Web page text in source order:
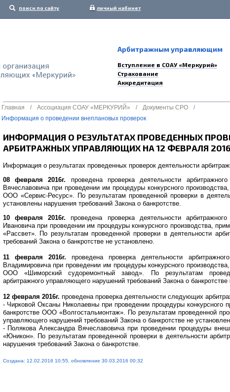
поиск по сайту личный кабинет
Арбитражным управляющим
Вступление в СОАУ «Меркурий»
Страхование
Аккредитация
Главная / Ассоциация СОАУ «МЕРКУРИЙ» / Документы СРО
/
Информация о проведении внеплановых проверок
ИНФОРМАЦИЯ О РЕЗУЛЬТАТАХ ПРОВЕДЕННЫХ
АРБИТРАЖНЫХ УПРАВЛЯЮЩИХ НА 12 ФЕВРАЛЯ
Информация о результатах проведенных проверок деятельности
08 февраля 2016г. проведена проверка деятельности
Вячеславовича при проведении им процедуры конкурсного
ООО «Сервис-Ресурс». По результатам проведенной проверки в
установлены нарушения требований Закона о банкротстве.
10 февраля 2016г.проведена проверка деятельности
Ивановича при проведении им процедуры конкурсного производства,
«Рассвет». По результатам проведенной проверки в деятельности
требований Закона о банкротстве не установлено.
11 февраля 2016г. проведена проверка деятельности
Владимировича при проведении им процедуры конкурсного
ООО «Шиморский судоремонтный завод». По результатам
арбитражного управляющего нарушений требований Закона о банкротстве
12 февраля 2016г. проведена проверка деятельности следующих
- Чирковой Оксаны Николаевны при проведении процедуры конкурсного
банкротстве ООО «Волгостальмонтаж». По результатам проведенной
управляющего нарушений требований Закона о банкротстве не
- Полякова Александра Вячеславовича при проведении процедуры
«Юникон». По результатам проведенной проверки в деятельности
нарушения требований Закона о банкротстве.
Создана: 12.02.2016 10:55, обновление 30.03.2016 00:32